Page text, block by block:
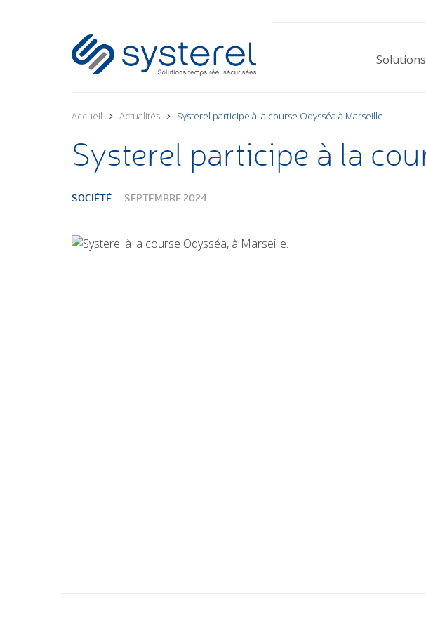
Solutions
Accueil Actualités Systerel participe à la course Odysséa à Marseille
Systerel participe à la
SOCIÉTÉ SEPTEMBRE 2024